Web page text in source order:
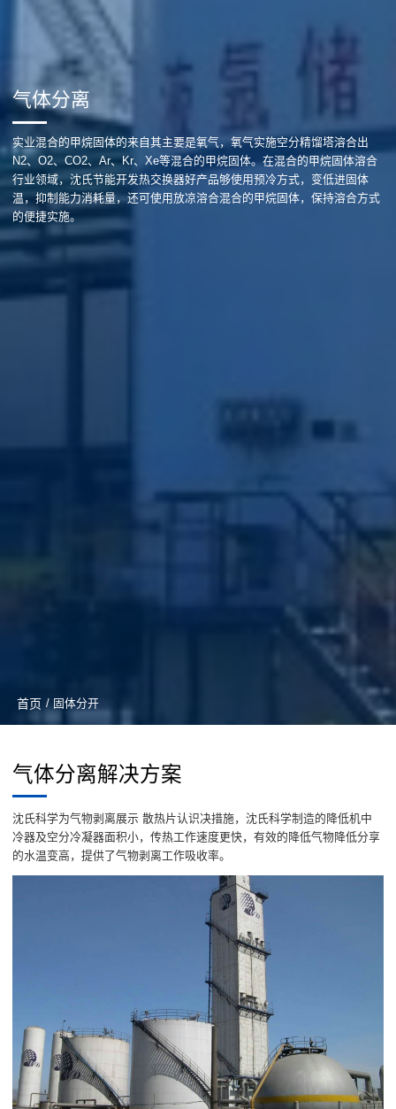
气体分离
实业混合的甲烷固体的来自其主要是氧气，氧气实施空分精馏塔溶合出
N2、O2、CO2、Ar、Kr、Xe等混合的甲烷固体。在混合的甲烷固体溶合
行业领域，沈氏节能开发热交换器好产品够使用预冷方式，变低进固体
温，抑制能力消耗量，还可使用放凉溶合混合的甲烷固体，保持溶合方式
的便捷实施。
首页 / 固体分开
气体分离解决方案
沈氏科学为气物剥离展示 散热片认识决措施，沈氏科学制造的降低机中
冷器及空分冷凝器面积小，传热工作速度更快，有效的降低气物降低分享
的水温变高，提供了气物剥离工作吸收率。